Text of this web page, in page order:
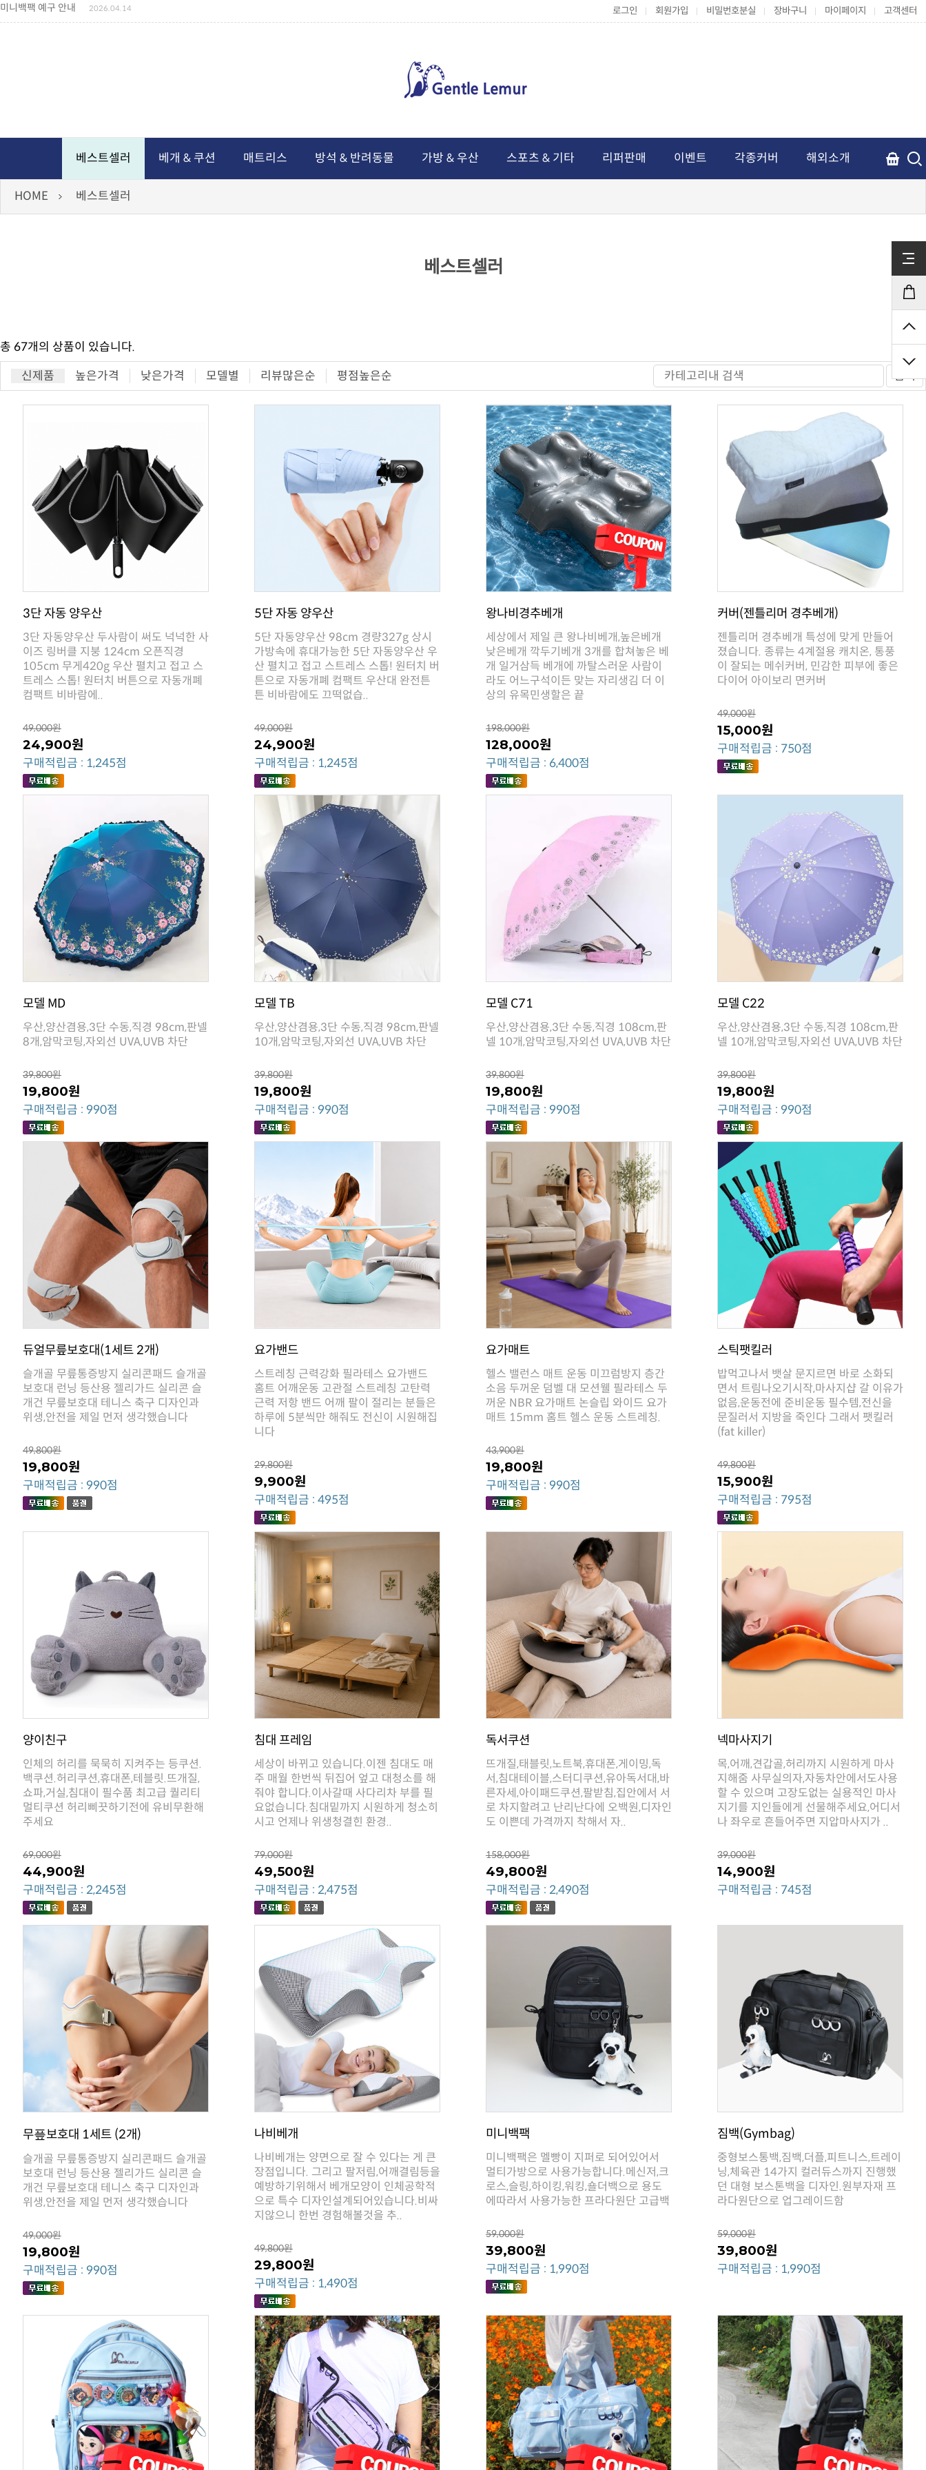
미니백팩 예구 안내 2026.04.14
독서쿠션 배송안내 2026.07.18
로그인 회원가입 비밀번호분실 장바구니 마이페이지 고객센터
베스트셀러 베개 & 쿠션 매트리스 방석 & 반려동물 가방 & 우산 스포츠 & 기타 리퍼판매 이벤트 각종커버 해외소개
HOME 베스트셀러
베스트셀러
총 67개의 상품이 있습니다.
신제품
높은가격 낮은가격 모델별 리뷰많은순 평점높은순 검색
3단 자동 양우산
컴팩트 비바람에..
49,000원
24,900원
구매적립금 : 1,245점
5단 자동 양우산
튼 비바람에도 끄떡없습..
49,000원
24,900원
구매적립금 : 1,245점
왕나비경추베개
상의 유목민생할은 끝
198,000원
128,000원
구매적립금 : 6,400점
커버(젠틀리머 경추베개)
다이어 아이보리 면커버
49,000원
15,000원
구매적립금 : 750점
모델 MD
8개,암막코팅,자외선 UVA,UVB 차단
39,800원
19,800원
구매적립금 : 990점
모델 TB
10개,암막코팅,자외선 UVA,UVB 차단
39,800원
19,800원
구매적립금 : 990점
모델 C71
넬 10개,암막코팅,자외선 UVA,UVB 차단
39,800원
19,800원
구매적립금 : 990점
모델 C22
넬 10개,암막코팅,자외선 UVA,UVB 차단
39,800원
19,800원
구매적립금 : 990점
듀얼무릎보호대(1세트 2개)
위생,안전을 제일 먼저 생각했습니다
49,800원
19,800원
구매적립금 : 990점
요가밴드
니다
29,800원
9,900원
구매적립금 : 495점
요가매트
매트 15mm 홈트 헬스 운동 스트레칭.
43,900원
19,800원
구매적립금 : 990점
스틱팻킬러
(fat killer)
49,800원
15,900원
구매적립금 : 795점
양이친구
주세요
69,000원
44,900원
구매적립금 : 2,245점
침대 프레임
시고 언제나 위생청결힌 환경..
79,000원
49,500원
구매적립금 : 2,475점
독서쿠션
도 이쁜데 가격까지 착해서 자..
158,000원
49,800원
구매적립금 : 2,490점
넥마사지기
나 좌우로 흔들어주면 지압마사지가 ..
39,000원
14,900원
구매적립금 : 745점
무픞보호대 1세트 (2개)
위생,안전을 제일 먼저 생각했습니다
49,000원
19,800원
구매적립금 : 990점
나비베개
지않으니 한번 경험해볼것을 추..
49,800원
29,800원
구매적립금 : 1,490점
미니백팩
에따라서 사용가능한 프라다원단 고급백
59,000원
39,800원
구매적립금 : 1,990점
짐백(Gymbag)
라다원단으로 업그레이드함
59,000원
39,800원
구매적립금 : 1,990점